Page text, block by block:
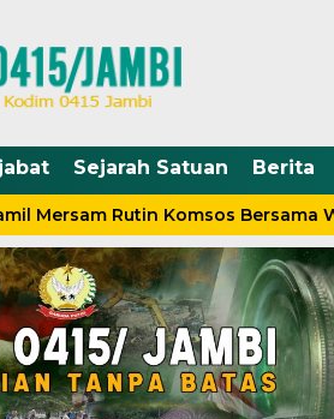
Sejarah Satuan Berita
Mersam Rutin Komsos Bersama